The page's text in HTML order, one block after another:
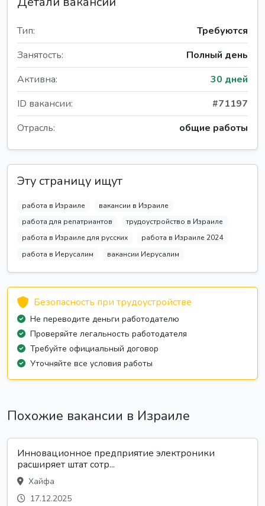
Тип:
Требуются
Занятость:
Полный день
Активна:
30 дней
ID вакансии:
#71197
Отрасль:
общие работы
Эту страницу ищут
работа в Израиле
вакансии в Израиле
работа для репатриантов
трудоустройство в Израиле
работа в Израиле для русских
работа в Израиле 2024
работа в Иерусалим
вакансии Иерусалим
Безопасность при трудоустройстве
Не переводите деньги работодателю
Проверяйте легальность работодателя
Требуйте официальный договор
Уточняйте все условия работы
Похожие вакансии в Израиле
Инновационное предприятие электроники
расширяет штат сотр...
Хайфа
17.12.2025